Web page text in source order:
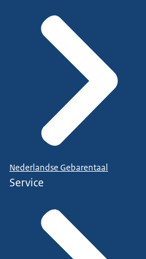
Nederlandse Gebarentaal
Service